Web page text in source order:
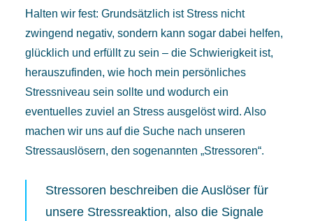
Halten wir fest: Grundsätzlich ist Stress nicht
zwingend negativ, sondern kann sogar dabei helfen,
glücklich und erfüllt zu sein – die Schwierigkeit ist,
herauszufinden, wie hoch mein persönliches
Stressniveau sein sollte und wodurch ein
eventuelles zuviel an Stress ausgelöst wird. Also
machen wir uns auf die Suche nach unseren
Stressauslösern, den sogenannten „Stressoren“.
Stressoren beschreiben die Auslöser für
unsere Stressreaktion, also die Signale